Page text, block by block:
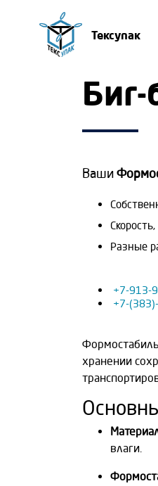
Тексупак
Ваши
Разные
+7-913-
+7-
хранении
влаги.